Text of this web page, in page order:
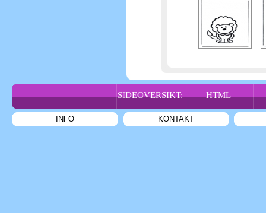
SIDEOVERSIKT: HTML
INFO KONTAKT